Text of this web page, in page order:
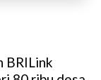
BRILink